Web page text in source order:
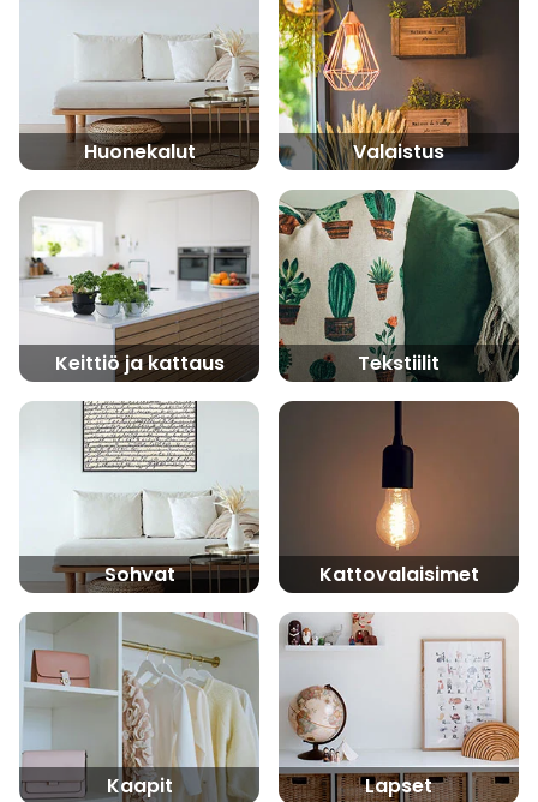
Huonekalut Valaistus
Keittiö ja kattaus Tekstiilit
Sohvat Kattovalaisimet
Kaapit Lapset